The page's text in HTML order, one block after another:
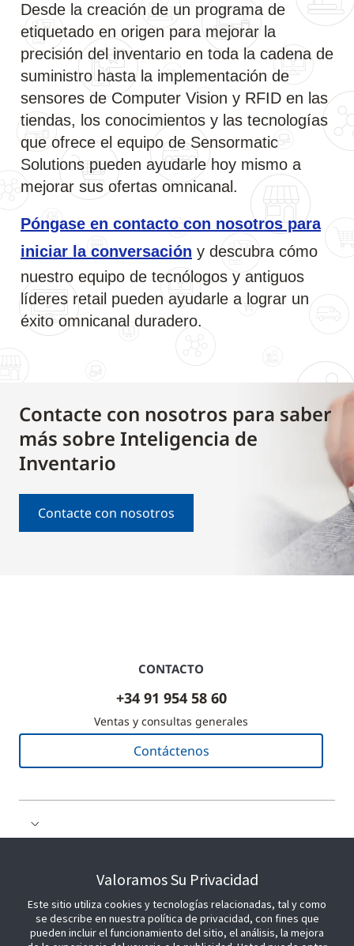
Desde la creación de un programa de
etiquetado en origen para mejorar la
precisión del inventario en toda la cadena de
suministro hasta la implementación de
sensores de Computer Vision y RFID en las
tiendas, los conocimientos y las tecnologías
que ofrece el equipo de Sensormatic
Solutions pueden ayudarle hoy mismo a
mejorar sus ofertas omnicanal.
Póngase en contacto con nosotros para
iniciar la conversación y descubra cómo
nuestro equipo de tecnólogos y antiguos
líderes retail pueden ayudarle a lograr un
éxito omnicanal duradero.
Contacte con nosotros para saber
más sobre Inteligencia de
Inventario
Contacte con nosotros
CONTACTO
+34 91 954 58 60
Ventas y consultas generales
Contáctenos
ÚNETE A NOSOTROS
Valoramos Su Privacidad
Este sitio utiliza cookies y tecnologías relacionadas, tal y como
se describe en nuestra política de privacidad, con fines que
pueden incluir el funcionamiento del sitio, el análisis, la mejora